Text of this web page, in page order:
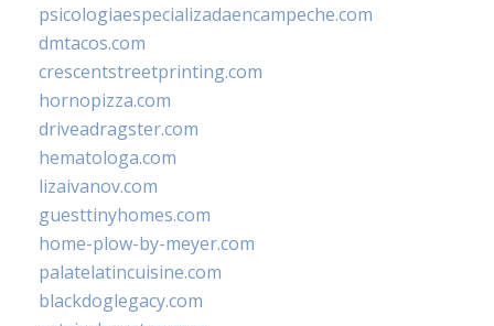
psicologiaespecializadaencampeche.com
dmtacos.com
crescentstreetprinting.com
hornopizza.com
driveadragster.com
hematologa.com
lizaivanov.com
guesttinyhomes.com
home-plow-by-meyer.com
palatelatincuisine.com
blackdoglegacy.com